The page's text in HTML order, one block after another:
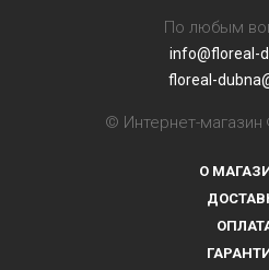
По любым
info@floreal-
floreal-
© Интернет-магазин
О